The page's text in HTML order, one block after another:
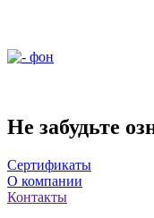
Не забудьте
Сертификаты
О компании
Контакты